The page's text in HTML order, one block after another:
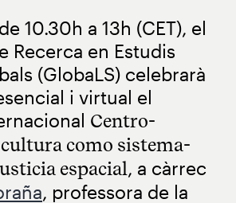
10.30h a 13h (CET), el
Recerca en Estudis
(GlobaLS) celebrarà
i virtual el
Centro-
como sistema-
espacial, a càrrec
, professora de la